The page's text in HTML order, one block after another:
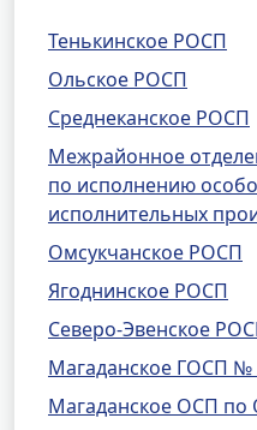
Тенькинское РОСП
Ольское РОСП
Среднеканское РОСП
Межрайонное
по исполнению
исполнительных
Омсукчанское РОСП
Ягоднинское РОСП
Северо-Эвенское
Магаданское ГОСП №
Магаданское ОСП